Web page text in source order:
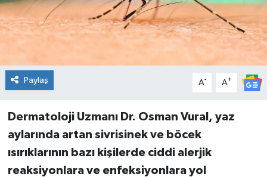
Paylaş A- A+
Dermatoloji Uzmanı Dr. Osman Vural, yaz
aylarında artan sivrisinek ve böcek
ısırıklarının bazı kişilerde ciddi alerjik
reaksiyonlara ve enfeksiyonlara yol
Sağlık
Spor
Turizm